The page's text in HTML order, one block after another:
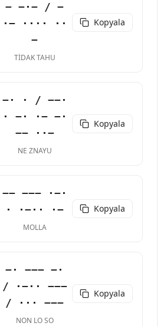
− −·− / −
·− ···· ··
−
TIDAK TAHU
Kopyala
−· · / −−·
· −· ·− −·
−− ··−
NE ZNAYU
Kopyala
−− −−− ·−·
· ·−·· ·−
MOLLA
Kopyala
−· −−− −·
/ ·−·· −−−
/ ··· −−−
NON LO SO
Kopyala